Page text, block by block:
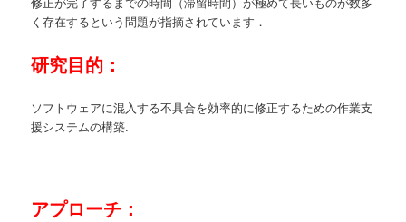
く存在するという問題が指摘されています．
研究目的：
ソフトウェアに混入する不具合を効率的に修正するための作業支
援システムの構築.
アプローチ：